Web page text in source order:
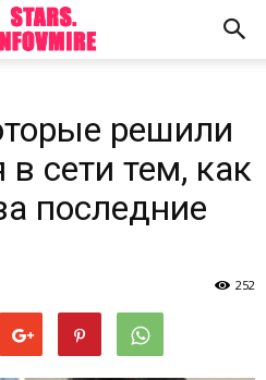
решили
в сети тем, как
последние
252